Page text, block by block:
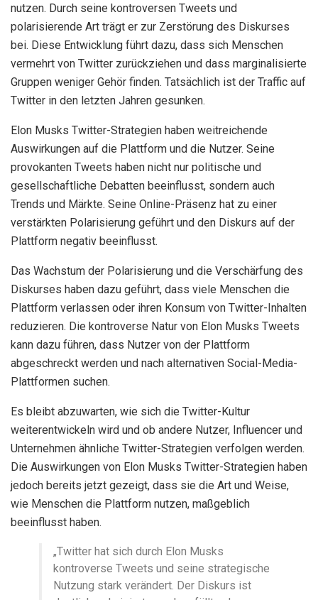
nutzen. Durch seine kontroversen Tweets und
polarisierende Art trägt er zur Zerstörung des Diskurses
bei. Diese Entwicklung führt dazu, dass sich Menschen
vermehrt von Twitter zurückziehen und dass marginalisierte
Gruppen weniger Gehör finden. Tatsächlich ist der Traffic auf
Twitter in den letzten Jahren gesunken.
Elon Musks Twitter-Strategien haben weitreichende
Auswirkungen auf die Plattform und die Nutzer. Seine
provokanten Tweets haben nicht nur politische und
gesellschaftliche Debatten beeinflusst, sondern auch
Trends und Märkte. Seine Online-Präsenz hat zu einer
verstärkten Polarisierung geführt und den Diskurs auf der
Plattform negativ beeinflusst.
Das Wachstum der Polarisierung und die Verschärfung des
Diskurses haben dazu geführt, dass viele Menschen die
Plattform verlassen oder ihren Konsum von Twitter-Inhalten
reduzieren. Die kontroverse Natur von Elon Musks Tweets
kann dazu führen, dass Nutzer von der Plattform
abgeschreckt werden und nach alternativen Social-Media-
Plattformen suchen.
Es bleibt abzuwarten, wie sich die Twitter-Kultur
weiterentwickeln wird und ob andere Nutzer, Influencer und
Unternehmen ähnliche Twitter-Strategien verfolgen werden.
Die Auswirkungen von Elon Musks Twitter-Strategien haben
jedoch bereits jetzt gezeigt, dass sie die Art und Weise,
wie Menschen die Plattform nutzen, maßgeblich
beeinflusst haben.
„Twitter hat sich durch Elon Musks
kontroverse Tweets und seine strategische
Nutzung stark verändert. Der Diskurs ist